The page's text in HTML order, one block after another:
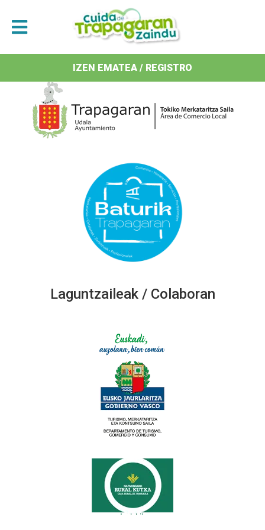
Antolatzaileak / Organizan
Laguntzaileak / Colaboran
IZEN EMATEA / REGISTRO